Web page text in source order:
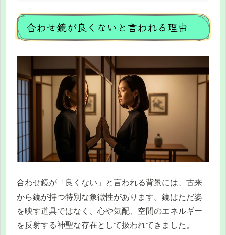
合わせ鏡が良くないと言われる理由
合わせ鏡が「良くない」と言われる背景には、古来
から鏡が持つ特別な象徴性があります。鏡はただ姿
を映す道具ではなく、心や気配、空間のエネルギー
を反射する神聖な存在として扱われてきました。